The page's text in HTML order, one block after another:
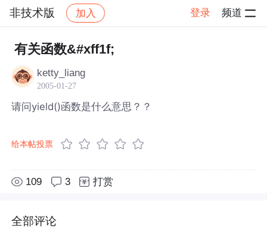
非技术版 加入 登录 频道
社区 非技术版 帖子详情
有关函数&#xff1f;
ketty_liang
2005-01-27
请问yield()函数是什么意思？？
给本帖投票
109 3 打赏
全部评论